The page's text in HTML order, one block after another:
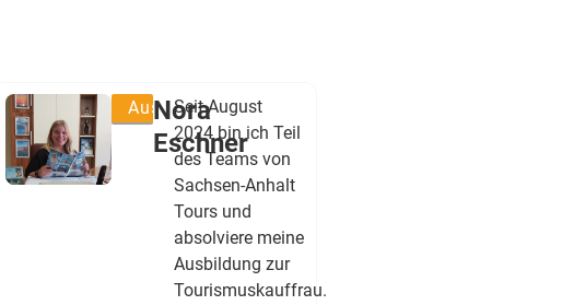
Auszubildende
Nora
Eschner
Seit August
2024 bin ich Teil
des Teams von
Sachsen-Anhalt
Tours und
absolviere meine
Ausbildung zur
Tourismuskauffrau.